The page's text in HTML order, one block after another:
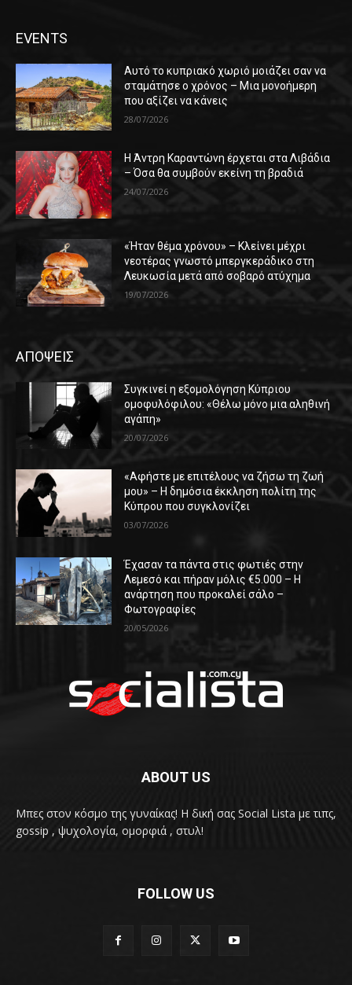
EVENTS
Αυτό το κυπριακό χωριό μοιάζει σαν να
σταμάτησε ο χρόνος – Μια μονοήμερη
που αξίζει να κάνεις
28/07/2026
Η Άντρη Καραντώνη έρχεται στα Λιβάδια
– Όσα θα συμβούν εκείνη τη βραδιά
24/07/2026
«Ήταν θέμα χρόνου» – Κλείνει μέχρι
νεοτέρας γνωστό μπεργκεράδικο στη
Λευκωσία μετά από σοβαρό ατύχημα
19/07/2026
ΑΠΟΨΕΙΣ
Συγκινεί η εξομολόγηση Κύπριου
ομοφυλόφιλου: «Θέλω μόνο μια αληθινή
αγάπη»
20/07/2026
«Αφήστε με επιτέλους να ζήσω τη ζωή
μου» – Η δημόσια έκκληση πολίτη της
Κύπρου που συγκλονίζει
03/07/2026
Έχασαν τα πάντα στις φωτιές στην
Λεμεσό και πήραν μόλις €5.000 – Η
ανάρτηση που προκαλεί σάλο –
Φωτογραφίες
20/05/2026
ABOUT US
Μπες στον κόσμο της γυναίκας! H δική σας Social Lista με τιπς,
gossip , ψυχολογία, ομορφιά , στυλ!
FOLLOW US